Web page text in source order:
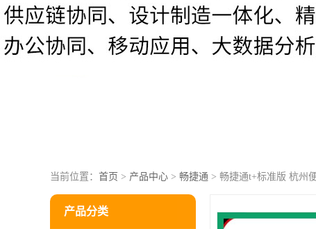
当前位置： 首页 > 产品中心 > 畅捷通 > 畅捷通t+标准版 杭州
产品分类